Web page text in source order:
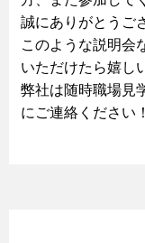
誠にありがとうご
このような説明会
いただけたら嬉し
弊社は随時職場見
にご連絡ください！